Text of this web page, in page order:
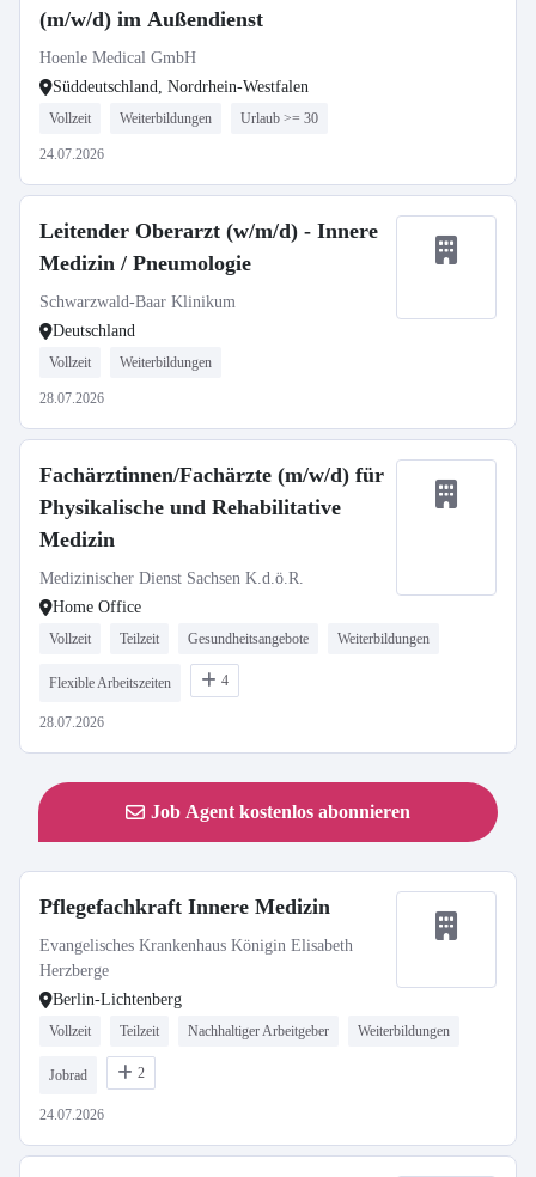
(m/w/d) im Außendienst
Hoenle Medical GmbH
Süddeutschland, Nordrhein-Westfalen
Vollzeit Weiterbildungen Urlaub >= 30
24.07.2026
Leitender Oberarzt (w/m/d) - Innere
Medizin / Pneumologie
Schwarzwald-Baar Klinikum
Deutschland
Vollzeit Weiterbildungen
28.07.2026
Fachärztinnen/Fachärzte (m/w/d) für
Physikalische und Rehabilitative
Medizin
Medizinischer Dienst Sachsen K.d.ö.R.
Home Office
Vollzeit Teilzeit Gesundheitsangebote Weiterbildungen
Flexible Arbeitszeiten 4
28.07.2026
Job Agent kostenlos abonnieren
Pflegefachkraft Innere Medizin
Evangelisches Krankenhaus Königin Elisabeth
Herzberge
Berlin-Lichtenberg
Vollzeit Teilzeit Nachhaltiger Arbeitgeber Weiterbildungen
Jobrad 2
24.07.2026